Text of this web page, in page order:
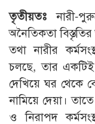
তৃতীয়তঃ নারী-
অনৈতিকতা
তথা নারীর
চলছে, তার একটিই
দেখিয়ে ঘর থেকে
নামিয়ে দেয়া।
ও নিরাপদ